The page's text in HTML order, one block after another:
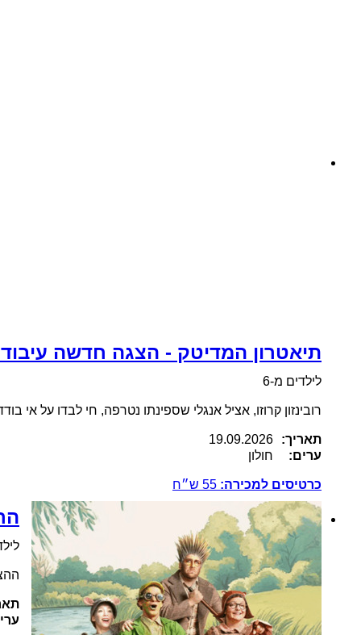
תיאטרון המדיטק - הצגה חדשה
לילדים מ-6
רובינזון קרוזו, אציל אנגלי שספינתו נטרפה, חי לבדו על אי
תאריך:
19.09.2026
ערים:
חולון
כרטיסים למכירה: 55 ש״ח